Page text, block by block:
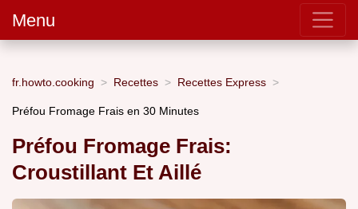
Menu
fr.howto.cooking Recettes Recettes Express
Préfou Fromage Frais en 30 Minutes
Préfou Fromage Frais:
Croustillant Et Aillé